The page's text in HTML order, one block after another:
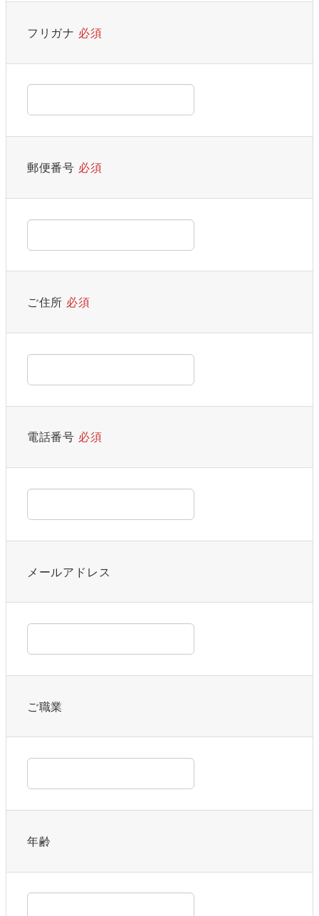
フリガナ 必須
郵便番号 必須
ご住所 必須
電話番号 必須
メールアドレス
ご職業
年齢